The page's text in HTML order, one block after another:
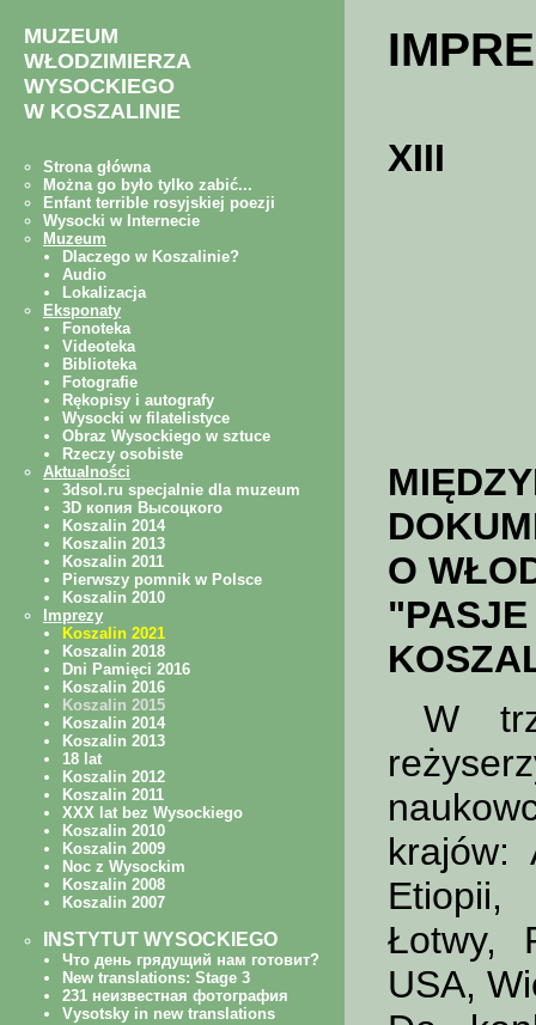
XIII
O
W
krajów:
Etiopii,
Łotwy,
USA,